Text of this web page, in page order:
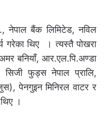
नेपाल बैंक लिमिटेड, नविल
गरेका थिए । त्यस्तै पोखरा
बनियाँ, आर.एल.पि.अण्डा
सिजी फुड्स नेपाल प्रालि,
पेनगुइन मिनिरल वाटर र
।